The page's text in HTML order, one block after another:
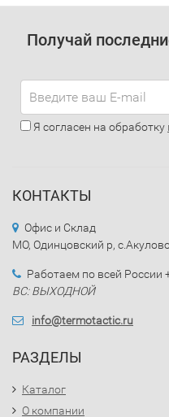
Получай
Я согласен на обработку
КОНТАКТЫ
Офис и Склад
МО, Одинцовский р,
Работаем по всей России
ВС: ВЫХОДНОЙ
info@termotactic.ru
РАЗДЕЛЫ
Каталог
О компании